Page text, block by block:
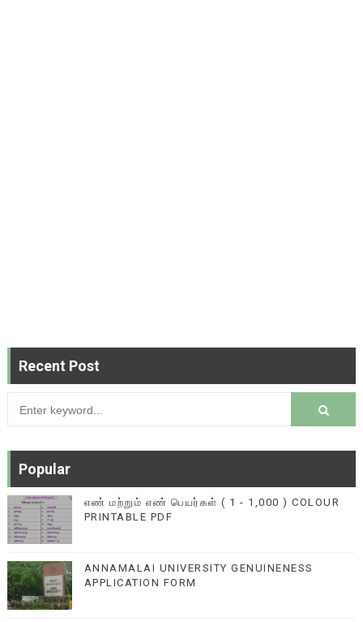
Recent Post
Popular
எண் மற்றும் எண் பெயர்கள் ( 1 - 1,000 ) COLOUR
PRINTABLE PDF
ANNAMALAI UNIVERSITY GENUINENESS
APPLICATION FORM